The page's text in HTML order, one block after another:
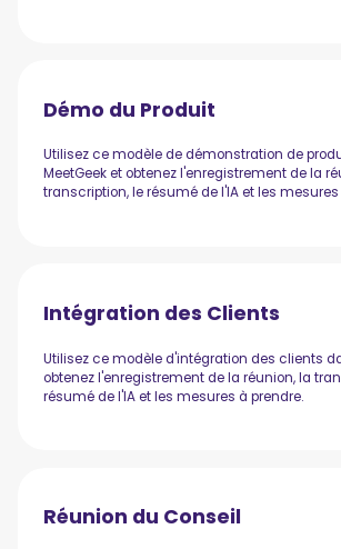
Démo du Produit
Utilisez ce modèle de démonstration de
MeetGeek et obtenez l'enregistrement de la
transcription, le résumé de l'IA et les mesures
Intégration des Clients
Utilisez ce modèle d'intégration des clients
obtenez l'enregistrement de la réunion, la
résumé de l'IA et les mesures à prendre.
Réunion du Conseil